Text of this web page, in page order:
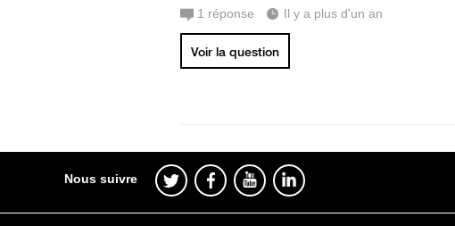
1 réponse Il y a plus d'un an
Voir la question
Nous suivre